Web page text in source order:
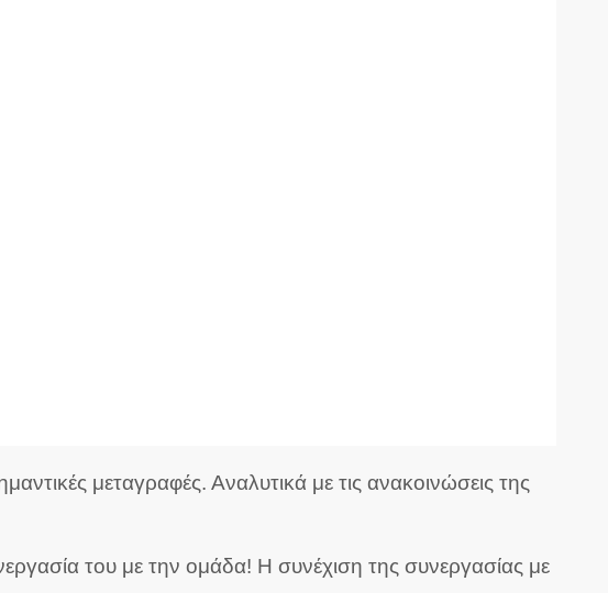
μεταγραφές. Αναλυτικά με τις ανακοινώσεις της
του με την ομάδα! Η συνέχιση της συνεργασίας με